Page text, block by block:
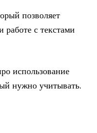
позволяет
работе с текстами
использование
нужно учитывать.